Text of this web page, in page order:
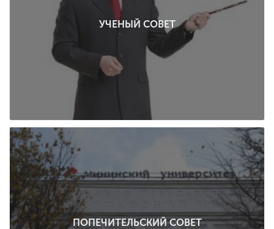
УЧЕНЫЙ СОВЕТ
ПОПЕЧИТЕЛЬСКИЙ СОВЕТ